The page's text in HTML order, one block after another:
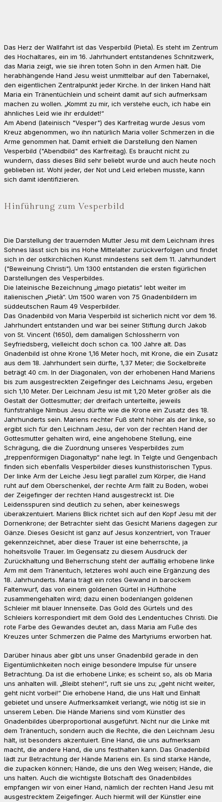
Das Herz der Wallfahrt ist das Vesperbild (Pieta). Es steht im Zentrum
des Hochaltares, ein im 16. Jahrhundert entstandenes Schnitzwerk,
das Maria zeigt, wie sie ihren toten Sohn in den Armen hält. Die
herabhängende Hand Jesu weist unmittelbar auf den Tabernakel,
den eigentlichen Zentralpunkt jeder Kirche. In der linken Hand hält
Maria ein Tränentüchlein und scheint damit auf sich aufmerksam
machen zu wollen. „Kommt zu mir, ich verstehe euch, ich habe ein
ähnliches Leid wie ihr erduldet!“
Am Abend (lateinisch "Vesper") des Karfreitag wurde Jesus vom
Kreuz abgenommen, wo ihn natürlich Maria voller Schmerzen in die
Arme genommen hat. Damit erhielt die Darstellung den Namen
Vesperbild ("Abendbild" des Karfreitag). Es braucht nicht zu
wundern, dass dieses Bild sehr beliebt wurde und auch heute noch
geblieben ist. Wohl jeder, der Not und Leid erleben musste, kann
sich damit identifizieren.
Hinführung zum Vesperbild
Die Darstellung der trauernden Mutter Jesu mit dem Leichnam ihres
Sohnes lässt sich bis ins Hohe Mittelalter zurückverfolgen und findet
sich in der ostkirchlichen Kunst mindestens seit dem 11. Jahrhundert
("Beweinung Christi"). Um 1300 entstanden die ersten figürlichen
Darstellungen des Vesperbildes.
Die lateinische Bezeichnung „imago pietatis“ lebt weiter im
italienischen „Pietà“. Um 1500 waren von 75 Gnadenbildern im
süddeutschen Raum 49 Vesperbilder.
Das Gnadenbild von Maria Vesperbild ist sicherlich nicht vor dem 16.
Jahrhundert entstanden und war bei seiner Stiftung durch Jakob
von St. Vincent (1650), dem damaligen Schlossherrn von
Seyfriedsberg, vielleicht doch schon ca. 100 Jahre alt. Das
Gnadenbild ist ohne Krone 1,16 Meter hoch, mit Krone, die ein Zusatz
aus dem 18. Jahrhundert sein dürfte, 1,37 Meter; die Sockelbreite
beträgt 40 cm. In der Diagonalen, von der erhobenen Hand Mariens
bis zum ausgestreckten Zeigefinger des Leichnams Jesu, ergeben
sich 1,10 Meter. Der Leichnam Jesu ist mit 1,20 Meter größer als die
Gestalt der Gottesmutter; der dreifach unterteilte, jeweils
fünfstrahlige Nimbus Jesu dürfte wie die Krone ein Zusatz des 18.
Jahrhunderts sein. Mariens rechter Fuß steht höher als der linke, so
ergibt sich für den Leichnam Jesu, der von der rechten Hand der
Gottesmutter gehalten wird, eine angehobene Stellung, eine
Schrägung, die die Zuordnung unseres Vesperbildes zum
„treppenförmigen Diagonaltyp“ nahe legt. In Telgte und Gengenbach
finden sich ebenfalls Vesperbilder dieses kunsthistorischen Typus.
Der linke Arm der Leiche Jesu liegt parallel zum Körper, die Hand
ruht auf dem Oberschenkel, der rechte Arm fällt zu Boden, wobei
der Zeigefinger der rechten Hand ausgestreckt ist. Die
Leidensspuren sind deutlich zu sehen, aber keineswegs
überakzentuiert. Mariens Blick richtet sich auf den Kopf Jesu mit der
Dornenkrone; der Betrachter sieht das Gesicht Mariens dagegen zur
Gänze. Dieses Gesicht ist ganz auf Jesus konzentriert, von Trauer
gekennzeichnet, aber diese Trauer ist eine beherrschte, ja
hoheitsvolle Trauer. Im Gegensatz zu diesem Ausdruck der
Zurückhaltung und Beherrschung steht der auffällig erhobene linke
Arm mit dem Tränentuch, letzteres wohl auch eine Ergänzung des
18. Jahrhunderts. Maria trägt ein rotes Gewand in barockem
Faltenwurf, das von einem goldenen Gürtel in Hüfthöhe
zusammengehalten wird; dazu einen bodenlangen goldenen
Schleier mit blauer Innenseite. Das Gold des Gürtels und des
Schleiers korrespondiert mit dem Gold des Lendentuches Christi. Die
rote Farbe des Gewandes deutet an, dass Maria am Fuße des
Kreuzes unter Schmerzen die Palme des Martyriums erworben hat.
Darüber hinaus aber gibt uns unser Gnadenbild gerade in den
Eigentümlichkeiten noch einige besondere Impulse für unsere
Betrachtung. Da ist die erhobene Linke; es scheint so, als ob Maria
uns anhalten will. „Bleibt stehen!“, ruft sie uns zu; „geht nicht weiter,
geht nicht vorbei!“ Die erhobene Hand, die uns Halt und Einhalt
gebietet und unsere Aufmerksamkeit verlangt, wie nötig ist sie in
unserem Leben. Die Hände Mariens sind vom Künstler des
Gnadenbildes überproportional ausgeführt. Nicht nur die Linke mit
dem Tränentuch, sondern auch die Rechte, die den Leichnam Jesu
hält, ist besonders akzentuiert. Eine Hand, die uns aufmerksam
macht, die andere Hand, die uns festhalten kann. Das Gnadenbild
lädt zur Betrachtung der Hände Mariens ein. Es sind starke Hände,
die zupacken können; Hände, die uns den Weg weisen; Hände, die
uns halten. Auch die wichtigste Botschaft des Gnadenbildes
empfangen wir von einer Hand, nämlich der rechten Hand Jesu mit
ausgestrecktem Zeigefinger. Auch hiermit will der Künstler eine